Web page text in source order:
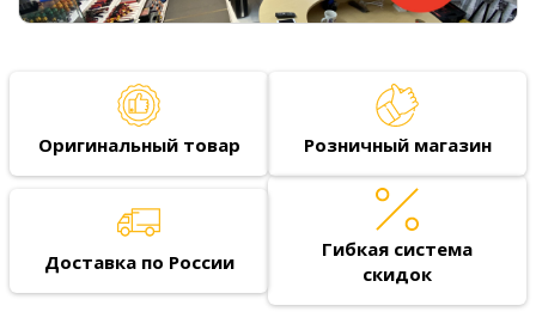
Оригинальный товар Розничный магазин
Доставка по России
Гибкая система
скидок